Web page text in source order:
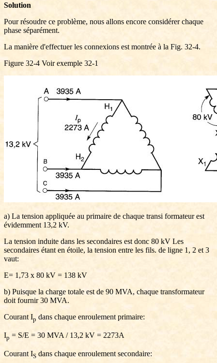
Solution
Pour résoudre ce problème, nous allons encore considérer chaque
phase séparément.
La manière d'effectuer les connexions est montrée à la Fig. 32-4.
Figure 32-4 Voir exemple 32-1
a) La tension appliquée au primaire de chaque transi formateur est
évidemment 13,2 kV.
La tension induite dans les secondaires est donc 80 kV Les
secondaires étant en étoile, la tension entre les fils. de ligne 1, 2 et 3
vaut:
E= 1,73 x 80 kV = 138 kV
b) Puisque la charge totale est de 90 MVA, chaque transformateur
doit fournir 30 MVA.
Courant Ip dans chaque enroulement primaire:
Ip = S/E = 30 MVA / 13,2 kV = 2273A
Courant IS dans chaque enroulement secondaire: